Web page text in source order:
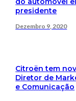
presidente
Dezembro 9, 2020
Citroën tem
Diretor de
e Comunicação